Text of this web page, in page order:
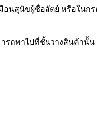
นสุนัขผู้ซื่อสัตย์ หรือในก
รถพาไปที่ชั้นวางสินค้านั้น